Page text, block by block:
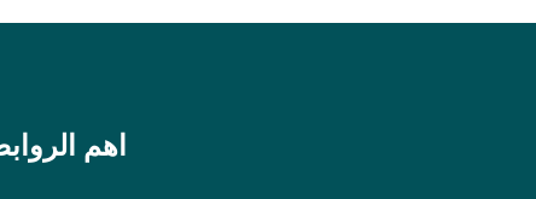
اهم